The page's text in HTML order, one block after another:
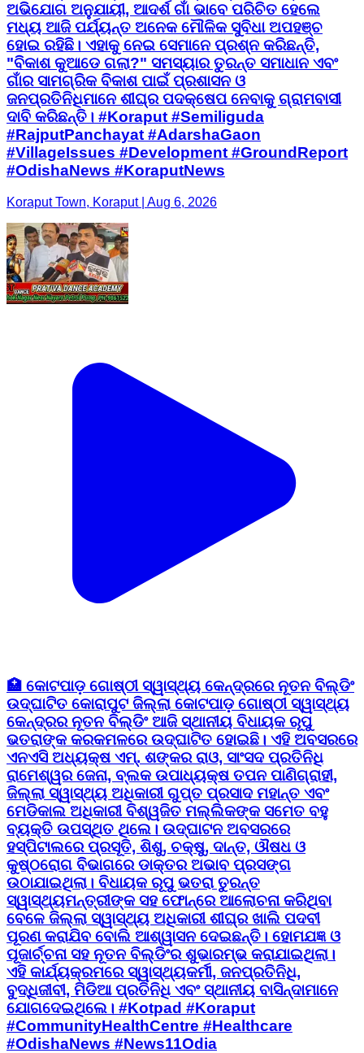
ଅଭିଯୋଗ ଅନୁଯାୟୀ, ଆଦର୍ଶ ଗାଁ ଭାବେ ପରିଚିତ ହେଲେ
ମଧ୍ୟ ଆଜି ପର୍ଯ୍ୟନ୍ତ ଅନେକ ମୌଳିକ ସୁବିଧା ଅପହଞ୍ଚ
ହୋଇ ରହିଛି। ଏହାକୁ ନେଇ ସେମାନେ ପ୍ରଶ୍ନ କରିଛନ୍ତି,
"ବିକାଶ କୁଆଡେ ଗଲା?" ସମସ୍ୟାର ତୁରନ୍ତ ସମାଧାନ ଏବଂ
ଗାଁର ସାମଗ୍ରିକ ବିକାଶ ପାଇଁ ପ୍ରଶାସନ ଓ
ଜନପ୍ରତିନିଧିମାନେ ଶୀଘ୍ର ପଦକ୍ଷେପ ନେବାକୁ ଗ୍ରାମବାସୀ
ଦାବି କରିଛନ୍ତି। #Koraput #Semiliguda
#RajputPanchayat #AdarshaGaon
#VillageIssues #Development #GroundReport
#OdishaNews #KoraputNews
Koraput Town, Koraput | Aug 6, 2026
🏥 କୋଟପାଡ଼ ଗୋଷ୍ଠୀ ସ୍ୱାସ୍ଥ୍ୟ କେନ୍ଦ୍ରରେ ନୂତନ ବିଲ୍ଡିଂ
ଉଦ୍ଘାଟିତ କୋରାପୁଟ ଜିଲ୍ଲା କୋଟପାଡ଼ ଗୋଷ୍ଠୀ ସ୍ୱାସ୍ଥ୍ୟ
କେନ୍ଦ୍ରର ନୂତନ ବିଲ୍ଡିଂ ଆଜି ସ୍ଥାନୀୟ ବିଧାୟକ ରୂପୁ
ଭତରାଙ୍କ କରକମଳରେ ଉଦ୍ଘାଟିତ ହୋଇଛି। ଏହି ଅବସରରେ
ଏନଏସି ଅଧ୍ୟକ୍ଷ ଏମ୍. ଶଙ୍କର ରାଓ, ସାଂସଦ ପ୍ରତିନିଧି
ରାମେଶ୍ୱର ଜେନା, ବ୍ଲକ ଉପାଧ୍ୟକ୍ଷ ତପନ ପାଣିଗ୍ରାହୀ,
ଜିଲ୍ଲା ସ୍ୱାସ୍ଥ୍ୟ ଅଧିକାରୀ ଗୁପ୍ତ ପ୍ରସାଦ ମହାନ୍ତ ଏବଂ
ମେଡିକାଲ ଅଧିକାରୀ ବିଶ୍ୱଜିତ ମଲ୍ଲିକଙ୍କ ସମେତ ବହୁ
ବ୍ୟକ୍ତି ଉପସ୍ଥିତ ଥିଲେ। ଉଦ୍ଘାଟନ ଅବସରରେ
ହସ୍ପିଟାଲରେ ପ୍ରସୂତି, ଶିଶୁ, ଚକ୍ଷୁ, ଦାନ୍ତ, ଔଷଧ ଓ
କୁଷ୍ଠରୋଗ ବିଭାଗରେ ଡାକ୍ତର ଅଭାବ ପ୍ରସଙ୍ଗ
ଉଠାଯାଇଥିଲା। ବିଧାୟକ ରୂପୁ ଭତରା ତୁରନ୍ତ
ସ୍ୱାସ୍ଥ୍ୟମନ୍ତ୍ରୀଙ୍କ ସହ ଫୋନ୍‌ରେ ଆଲୋଚନା କରିଥିବା
ବେଳେ ଜିଲ୍ଲା ସ୍ୱାସ୍ଥ୍ୟ ଅଧିକାରୀ ଶୀଘ୍ର ଖାଲି ପଦବୀ
ପୂରଣ କରାଯିବ ବୋଲି ଆଶ୍ୱାସନ ଦେଇଛନ୍ତି। ହୋମଯଜ୍ଞ ଓ
ପୂଜାର୍ଚ୍ଚନା ସହ ନୂତନ ବିଲ୍ଡିଂର ଶୁଭାରମ୍ଭ କରାଯାଇଥିଲା।
ଏହି କାର୍ଯ୍ୟକ୍ରମରେ ସ୍ୱାସ୍ଥ୍ୟକର୍ମୀ, ଜନପ୍ରତିନିଧି,
ବୁଦ୍ଧିଜୀବୀ, ମିଡିଆ ପ୍ରତିନିଧି ଏବଂ ସ୍ଥାନୀୟ ବାସିନ୍ଦାମାନେ
ଯୋଗଦେଇଥିଲେ। #Kotpad #Koraput
#CommunityHealthCentre #Healthcare
#OdishaNews #News11Odia